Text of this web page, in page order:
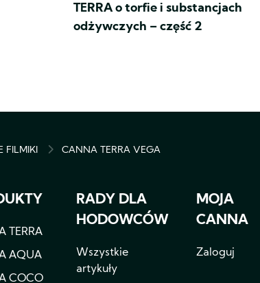
TERRA o torfie i substancjach
odżywczych – część 2
FILMIKI CANNA TERRA VEGA
TERRA
AQUA
COCO
RADY DLA
HODOWCÓW
Wszystkie
artykuły
MOJA
CANNA
Zaloguj